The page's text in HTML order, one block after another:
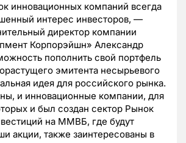
инновационных компаний всегда
интерес инвесторов, —
директор компании
Корпорэйшн» Александр
пополнить свой портфель
эмитента несырьевого
идея для российского рынка.
и инновационные компании, для
и был создан сектор Рынок
на ММВБ, где будут
акции, также заинтересованы в